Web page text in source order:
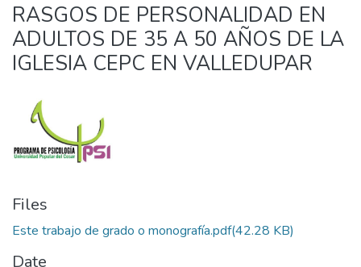
RASGOS DE PERSONALIDAD EN
ADULTOS DE 35 A 50 AÑOS DE LA
IGLESIA CEPC EN VALLEDUPAR
Files
Este trabajo de grado o monografía.pdf(42.28 KB)
Date